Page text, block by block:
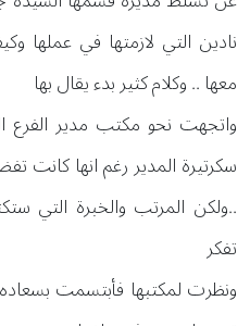
نادين التي لازمتها في
معها .. وكلام كثير بدء يقال بها
واتجهت نحو مكتب مدير الفرع
سكرتيرة المدير رغم انها
..ولكن المرتب والخبرة التي
تفكر
ونظرت لمكتبها فأبتسمت